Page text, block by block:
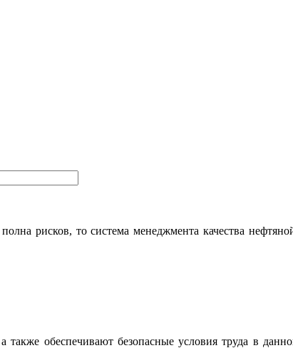
рисков, то система менеджмента качества
обеспечивают безопасные условия труда в